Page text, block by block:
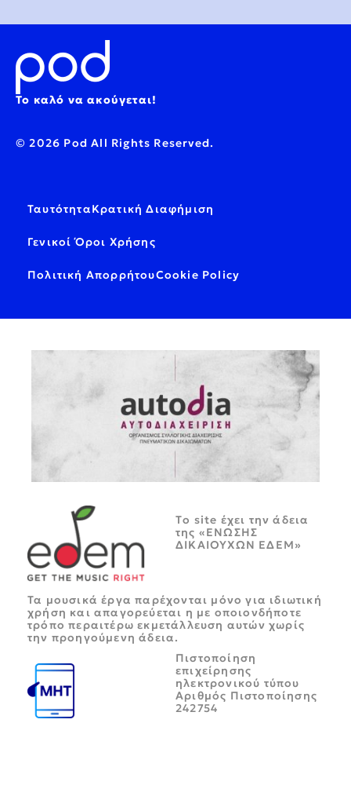
Το καλό να ακούγεται!
© 2026 Pod All Rights Reserved.
ΤαυτότηταΚρατική Διαφήμιση
Γενικοί Όροι Χρήσης
Πολιτική ΑπορρήτουCookie Policy
Tο site έχει την άδεια
της «ΕΝΩΣΗΣ
ΔΙΚΑΙΟΥΧΩΝ ΕΔΕΜ»
Τα μουσικά έργα παρέχονται μόνο για ιδιωτική
χρήση και απαγορεύεται η με οποιονδήποτε
τρόπο περαιτέρω εκμετάλλευση αυτών χωρίς
την προηγούμενη άδεια.
Πιστοποίηση
επιχείρησης
ηλεκτρονικού τύπου
Αριθμός Πιστοποίησης
242754